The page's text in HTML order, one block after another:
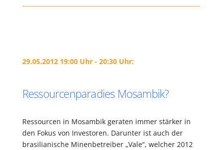
29.05.2012 19:00 Uhr - 20:30 Uhr:
Ressourcenparadies Mosambik?
Ressourcen in Mosambik geraten immer stärker in
den Fokus von Investoren. Darunter ist auch der
brasilianische Minenbetreiber „Vale“, welcher 2012